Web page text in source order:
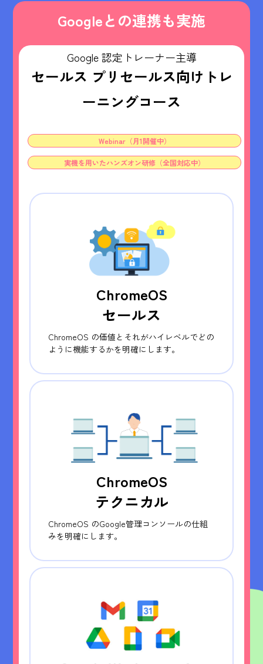
Googleとの連携も実施
Google 認定トレーナー主導
セールス プリセールス向けトレ
ーニングコース
Webinar（月1開催中）
実機を用いたハンズオン研修（全国対応中）
ChromeOS
セールス
ChromeOS の価値とそれがハイレベルでどの
ように機能するかを明確にします。
ChromeOS
テクニカル
ChromeOS のGoogle管理コンソールの仕組
みを明確にします。